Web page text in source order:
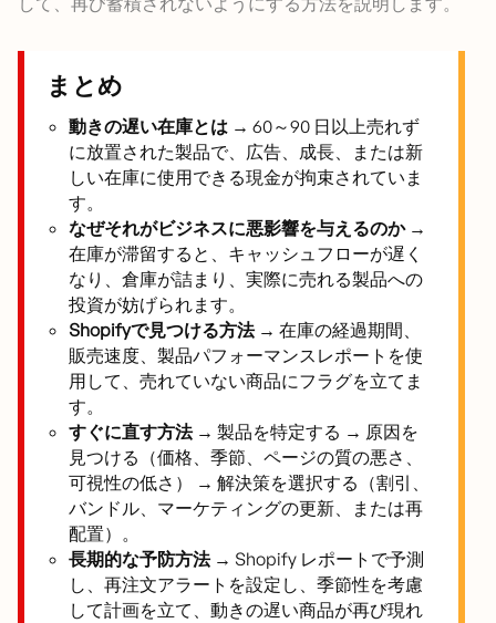
まとめ
動きの遅い在庫とは → 60～90 日以上売れず
に放置された製品で、広告、成長、または新
しい在庫に使用できる現金が拘束されていま
す。
なぜそれがビジネスに悪影響を与えるのか →
在庫が滞留すると、キャッシュフローが遅く
なり、倉庫が詰まり、実際に売れる製品への
投資が妨げられます。
Shopifyで見つける方法 → 在庫の経過期間、
販売速度、製品パフォーマンスレポートを使
用して、売れていない商品にフラグを立てま
す。
すぐに直す方法 → 製品を特定する → 原因を
見つける（価格、季節、ページの質の悪さ、
可視性の低さ） → 解決策を選択する（割引、
バンドル、マーケティングの更新、または再
配置）。
長期的な予防方法 → Shopify レポートで予測
し、再注文アラートを設定し、季節性を考慮
して計画を立て、動きの遅い商品が再び現れ